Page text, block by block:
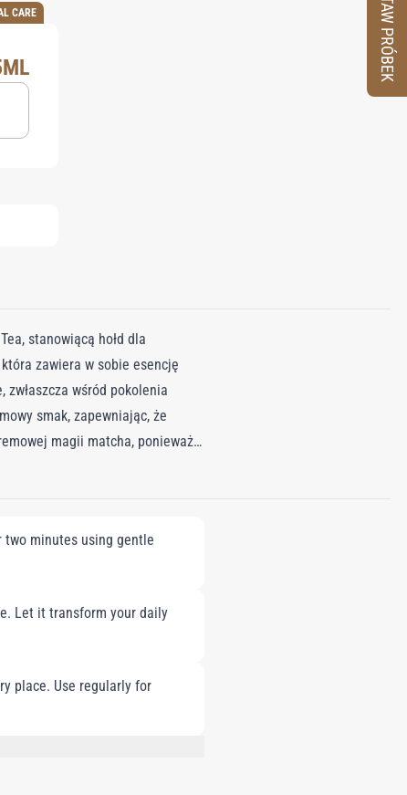
CARE
stanowiącą hołd dla
zawiera w sobie esencję
zwłaszcza wśród pokolenia
smak, zapewniając, że
magii matcha, ponieważ
o szczotkowanie; chodzi o
Matcha Tea nie tylko
z Tajwanu z lat 80.
minutes using gentle
Let it transform your daily
place. Use regularly for
ZESTAW PRÓBEK